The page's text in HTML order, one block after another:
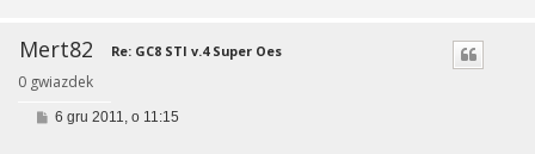
Mert82
0 gwiazdek
Re: GC8 STI v.4 Super Oes
P6 gru 2011, o 11:15